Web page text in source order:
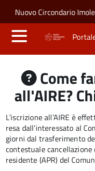
Salta al
Skip to site
Nuovo Circondario
Come
all'AIRE?
L’iscrizione all’AIRE è
resa dall’interessato al
giorni dal trasferimento
contestuale cancellazione
residente (APR) del